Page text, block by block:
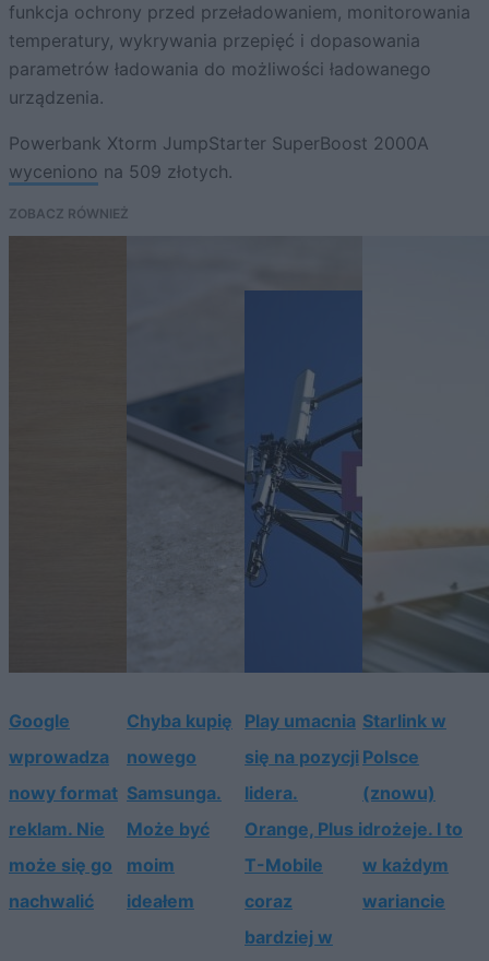
funkcja ochrony przed przeładowaniem, monitorowania
temperatury, wykrywania przepięć i dopasowania
parametrów ładowania do możliwości ładowanego
urządzenia.
Powerbank Xtorm JumpStarter SuperBoost 2000A
wyceniono na 509 złotych.
ZOBACZ RÓWNIEŻ
Google
wprowadza
nowy format
reklam. Nie
może się go
nachwalić
Chyba kupię
nowego
Samsunga.
Może być
moim
ideałem
Play umacnia
się na pozycji
lidera.
Orange, Plus i
T-Mobile
coraz
bardziej w
Starlink w
Polsce
(znowu)
drożeje. I to
w każdym
wariancie